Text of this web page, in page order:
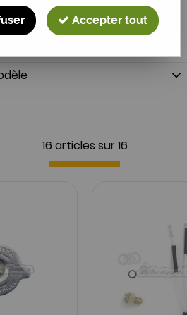
16 articles sur 16
Accepter tout